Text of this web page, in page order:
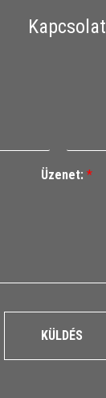
Kapcsolat
Üzenet: *
KÜLDÉS